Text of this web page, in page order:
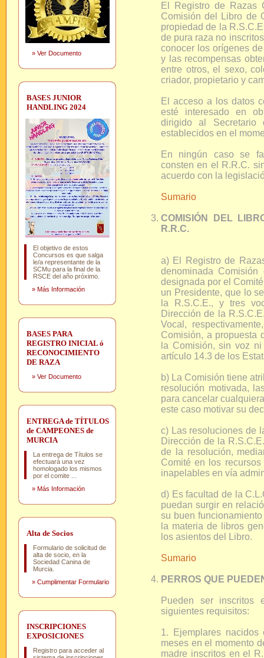
» Ver Documento
BASES JUNIOR
HANDLING 2024
El objetivo de estos
Concursos es que salga
le/a representante de la
SCMu para la final de la
RSCE del año próximo.
» Más Información
BASES PARA
REGISTRO INICIAL ó
RECONOCIMIENTO
DE RAZA
» Ver Documento
ENTREGA de TÍTULOS
de CAMPEONES de
MURCIA
La entrega de Títulos se
efectuará una vez
homologado los mismos
por el comite ...
» Más Información
Alta de Socios
Formulario de solicitud de
alta de socio, en la
Sociedad Canina de
Murcia.
» Cumplimentar Formulario
INSCRIPCIONES
EXPOSICIONES
Registro para acceder al
El Registro de Razas
Comisión del Libro de
propiedad de la
de pura raza no
conocer los orígenes
y las recompensas
entre otros, el sexo,
criador, propietario y
El acceso a los datos
esté interesado en
dirigido al Secretario
establecidos en el
En ningún caso se
consten en el R.R.C.
acuerdo con la
Sumario
COMISIÓN DEL
R.R.C.
a) El Registro de
denominada
designada por el
un Presidente, que lo
la R.S.C.E., y tres
Dirección de la
Vocal,
Comisión, a propuesta
la Comisión, sin voz
artículo 14.3 de los
b) La Comisión tiene
resolución motivada,
para cancelar
este caso motivar su
c) Las resoluciones de
Dirección de la
de la resolución,
Comité en los
inapelables en vía
d) Es facultad de la
puedan surgir en
su buen
la materia de libros
los asientos del Libro.
Sumario
PERROS QUE
Pueden ser
siguientes requisitos:
1. Ejemplares
meses en el momento
madre inscritos en el